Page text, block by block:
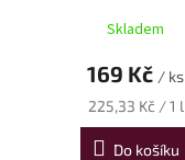
Skladem
169 Kč / ks
Měrná
cena:
225,33 Kč / 1 l
Do košíku